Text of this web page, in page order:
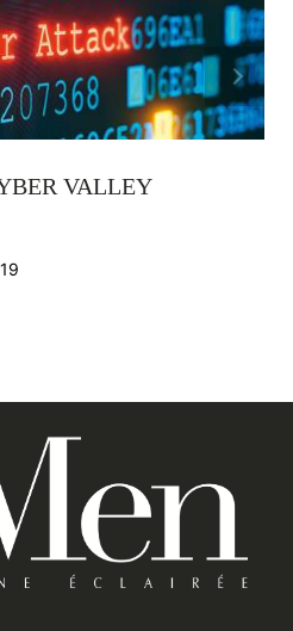
VALLEY